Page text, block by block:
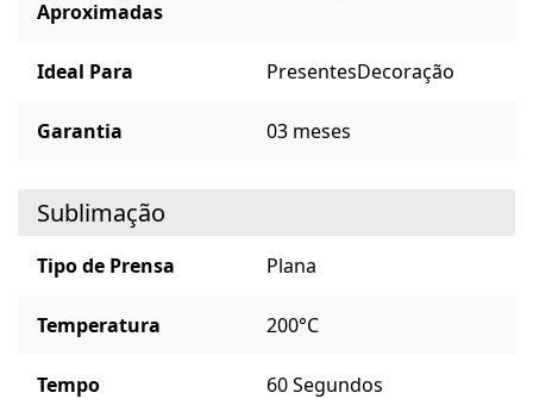
Aproximadas
Ideal Para PresentesDecoração
Garantia 03 meses
Sublimação
Tipo de Prensa Plana
Temperatura 200°C
Tempo 60 Segundos